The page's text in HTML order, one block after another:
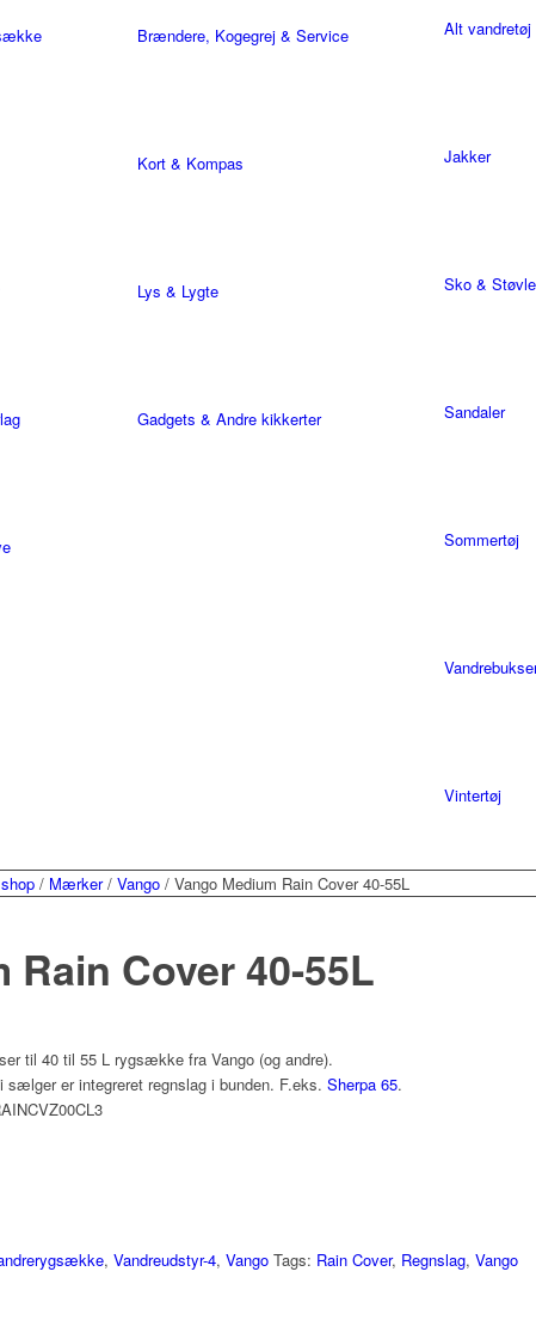
Brændere, Kogegrej & Service
Kort & Kompas
Lys & Lygte
Gadgets & Andre kikkerter
Alt vandretøj
Jakker
Sko &
Sandaler
Sommertøj
Vintertøj
/ Mærker / Vango / Vango Medium Rain Cover 40-55L
Rain Cover 40-55L
til 40 til 55 L rygsække fra Vango (og andre).
sælger er integreret regnslag i bunden. F.eks. Sherpa 65.
, Vandreudstyr-4, Vango Tags: Rain Cover, Regnslag, Vango